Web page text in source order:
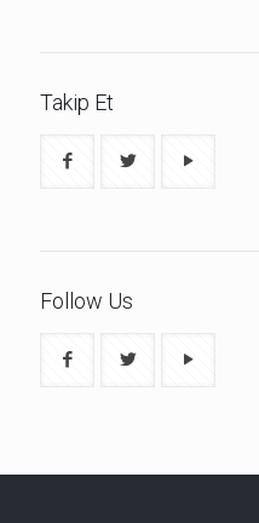
Takip Et
Follow Us